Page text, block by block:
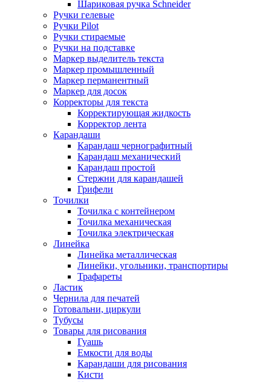
Шариковая ручка Schneider
Ручки гелевые
Ручки Pilot
Ручки стираемые
Ручки на подставке
Маркер выделитель текста
Маркер промышленный
Маркер перманентный
Маркер для досок
Корректоры для текста
Корректирующая жидкость
Корректор лента
Карандаши
Карандаш чернографитный
Карандаш механический
Карандаш простой
Стержни для карандашей
Грифели
Точилки
Точилка с контейнером
Точилка механическая
Точилка электрическая
Линейка
Линейка металлическая
Линейки, угольники, транспортиры
Трафареты
Ластик
Чернила для печатей
Готовальни, циркули
Тубусы
Товары для рисования
Гуашь
Емкости для воды
Карандаши для рисования
Кисти